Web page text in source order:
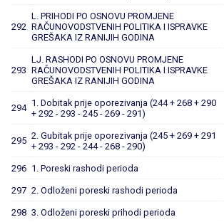
292
L. PRIHODI PO OSNOVU PROMJENE
RAČUNOVODSTVENIH POLITIKA I ISPRAVKE
GREŠAKA IZ RANIJIH GODINA
293
LJ. RASHODI PO OSNOVU PROMJENE
RAČUNOVODSTVENIH POLITIKA I ISPRAVKE
GREŠAKA IZ RANIJIH GODINA
294 1. Dobitak prije oporezivanja (244 + 268 + 290
+ 292 - 293 - 245 - 269 - 291)
295 2. Gubitak prije oporezivanja (245 + 269 + 291
+ 293 - 292 - 244 - 268 - 290)
296 1. Poreski rashodi perioda
297 2. Odloženi poreski rashodi perioda
298 3. Odloženi poreski prihodi perioda